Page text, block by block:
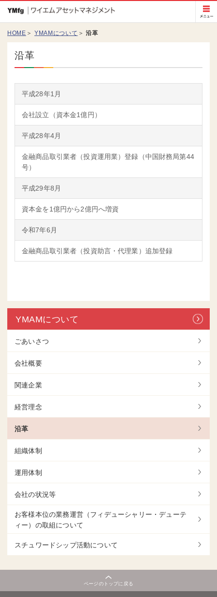
Yamaguchi Financial Group ワイエムアセット
マネジメント
HOME
ファンド情報
HOME YMAMについて 沿革
沿革
平成28年1月
会社設立（資本金1億円）
平成28年4月
金融商品取引業者（投資運用業）登録（中国財務局第44
号）
平成29年8月
資本金を1億円から2億円へ増資
令和7年6月
金融商品取引業者（投資助言・代理業）追加登録
YMAMについて
ごあいさつ
会社概要
関連企業
経営理念
沿革
組織体制
運用体制
会社の状況等
お客様本位の業務運営（フィデューシャリー・デューテ
ィー）の取組について
スチュワードシップ活動について
ページのトップに戻る